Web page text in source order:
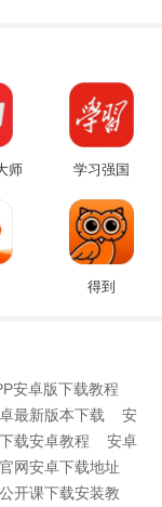
师 学习强国
得到
安卓版下载教程
最新版本下载
安
载安卓教程
安卓
网安卓下载地址
开课下载安装教